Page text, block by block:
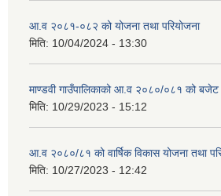
आ.व २०८१-०८२ को योजना तथा परियोजना
मिति: 10/04/2024 - 13:30
माण्डवी गाउँपालिकाको आ.व २०८०/०८१ को बजेट
मिति: 10/29/2023 - 15:12
आ.व २०८०/८१ को वार्षिक विकास योजना तथा
मिति: 10/27/2023 - 12:42